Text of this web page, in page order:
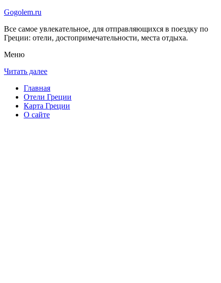
Gogolem.ru
Все самое увлекательное, для отправляющихся в поездку по
Греции: отели, достопримечательности, места отдыха.
Меню
Читать далее
Главная
Отели Греции
Карта Греции
О сайте